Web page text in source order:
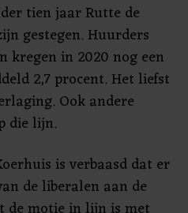
tien jaar Rutte de
gestegen. Huurders
kregen in 2020 nog een
2,7 procent. Het liefst
Ook andere
die lijn.
is verbaasd dat er
de liberalen aan de